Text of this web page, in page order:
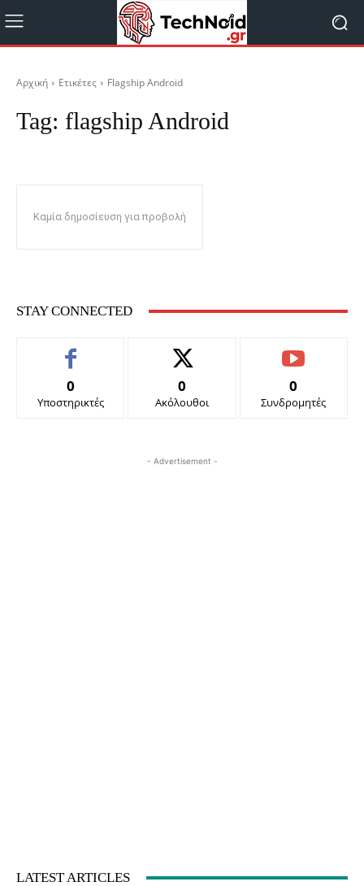
Αρχική Ετικέτες Flagship Android
Tag: flagship Android
Καμία δημοσίευση για προβολή
STAY CONNECTED
0
Υποστηρικτές
0
Ακόλουθοι
0
Συνδρομητές
- Advertisement -
LATEST ARTICLES